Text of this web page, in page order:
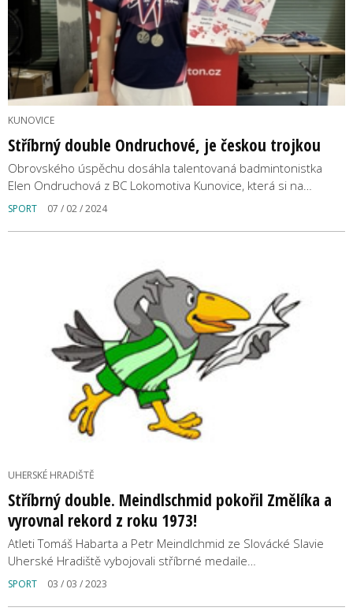
KUNOVICE
Stříbrný double Ondruchové, je českou trojkou
Obrovského úspěchu dosáhla talentovaná badmintonistka
Elen Ondruchová z BC Lokomotiva Kunovice, která si na…
SPORT 07 / 02 / 2024
UHERSKÉ HRADIŠTĚ
Stříbrný double. Meindlschmid pokořil Změlíka a
vyrovnal rekord z roku 1973!
Atleti Tomáš Habarta a Petr Meindlchmid ze Slovácké Slavie
Uherské Hradiště vybojovali stříbrné medaile…
SPORT 03 / 03 / 2023